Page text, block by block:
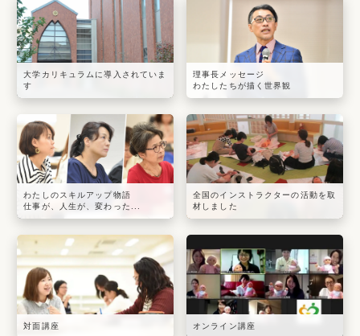
大学カリキュラムに導入されていま
す
理事長メッセージ
わたしたちが描く世界観
わたしのスキルアップ物語
仕事が、人生が、変わった...
全国のインストラクターの活動を取
材しました
対面講座 オンライン講座